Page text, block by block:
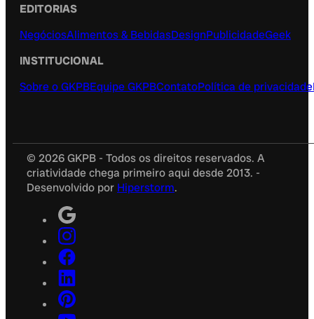
EDITORIAS
NegóciosAlimentos & BebidasDesignPublicidadeGeek
INSTITUCIONAL
Sobre o GKPBEquipe GKPBContatoPolítica de privacidade
© 2026 GKPB - Todos os direitos reservados. A
criatividade chega primeiro aqui desde 2013. -
Desenvolvido por Hiperstorm.